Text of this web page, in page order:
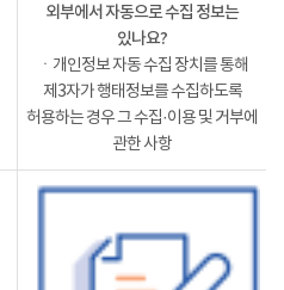
외부에서 자동으로 수집 정보는
있나요?
ㆍ개인정보 자동 수집 장치를 통해
제3자가 행태정보를 수집하도록
허용하는 경우 그 수집·이용 및 거부에
관한 사항